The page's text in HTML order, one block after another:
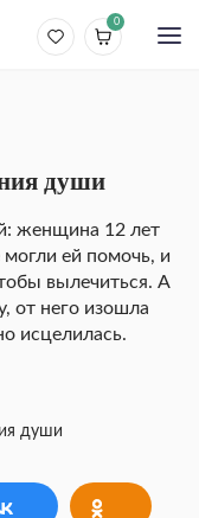
0
души
женщина 12 лет
могли ей помочь, и
вылечиться. А
от него изошла
исцелилась.